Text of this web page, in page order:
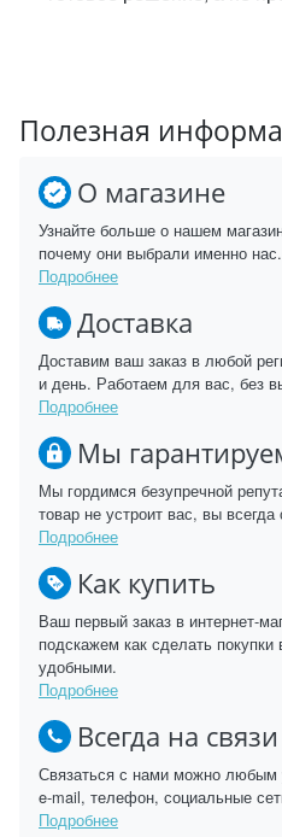
Полезная
О магазине
Узнайте больше о нашем
почему они выбрали именно
Подробнее
Доставка
Доставим ваш заказ в любой
и день. Работаем для вас, без
Подробнее
Мы
Мы гордимся безупречной
товар не устроит вас, вы
Подробнее
Как купить
Ваш первый заказ в интернет-
подскажем как сделать
удобными.
Подробнее
Всегда на связи
Связаться с нами можно
e-mail, телефон, социальные
Подробнее